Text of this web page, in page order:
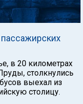
в 20 километрах
столкнулись
выехал из
столицу.